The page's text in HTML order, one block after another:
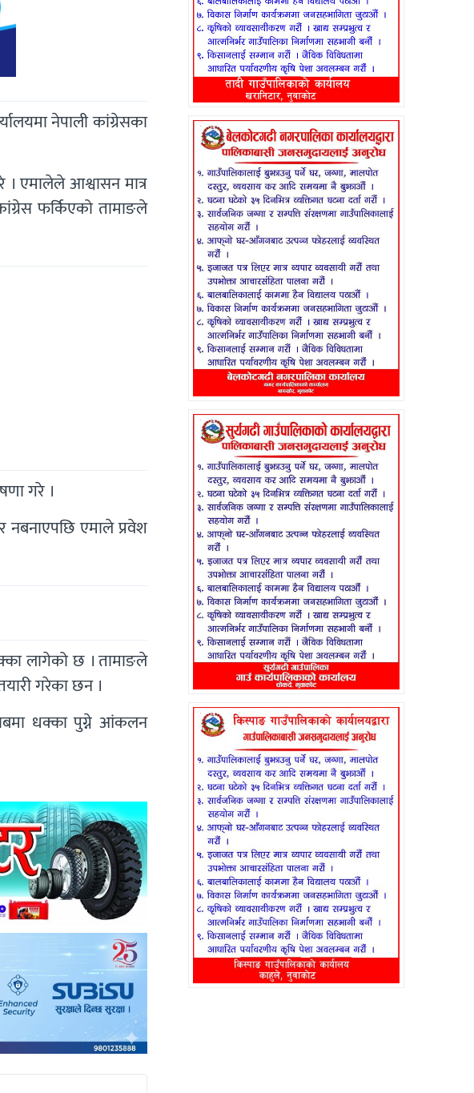
नेपाली कांग्रेसका
एमालेले आश्वासन मात्र
फर्किएको तामाङले
गरे ।
नबनाएपछि एमाले प्रवेश
लागेको छ । तामाङले
गरेका छन ।
धक्का पुग्ने आंकलन